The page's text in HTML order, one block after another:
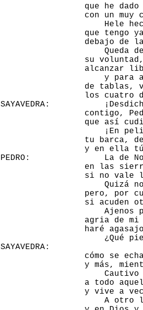
que he
con un muy
Hele
que tengo
debajo de
Queda
su
alcanzar
y para
de tablas,
los cuatro
SAYAVEDRA:
contigo,
que así
¡En
tu barca,
y en ella
PEDRO:               La de
en las
si no vale
Quizá
pero, por
si acuden
Ajenos
agria de
haré
¿Qué
SAYAVEDRA:
cómo se
y más,
a todo
y vive a
A otro